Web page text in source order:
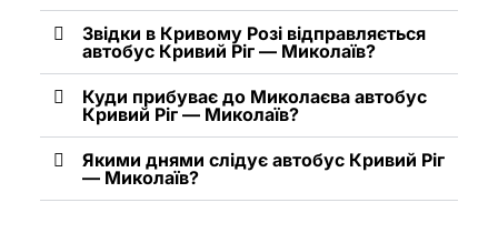
Звідки в Кривому Розі відправляється
автобус Кривий Ріг — Миколаїв?
Куди прибуває до Миколаєва автобус
Кривий Ріг — Миколаїв?
Якими днями слідує автобус Кривий Ріг
— Миколаїв?